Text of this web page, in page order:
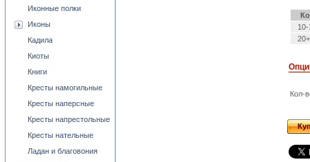
Кол-
Иконные полки
Иконы
Кадила
Киоты
Книги
Кресты намогильные
Кресты наперсные
Кресты напрестольные
Кресты нательные
Ладан и благовония